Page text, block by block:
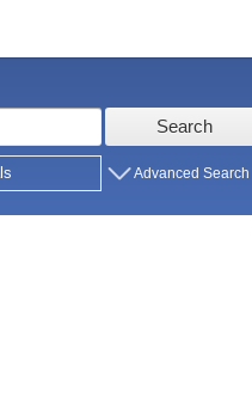
Search
Advanced Search